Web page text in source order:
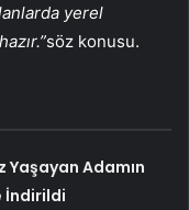
yerel
söz konusu.
Yaşayan Adamın
İndirildi